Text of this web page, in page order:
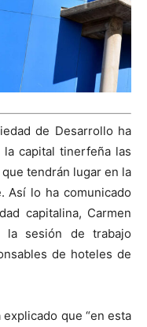
de Desarrollo ha
capital tinerfeña las
tendrán lugar en la
Así lo ha comunicado
capitalina, Carmen
la sesión de trabajo
de hoteles de
que “en esta